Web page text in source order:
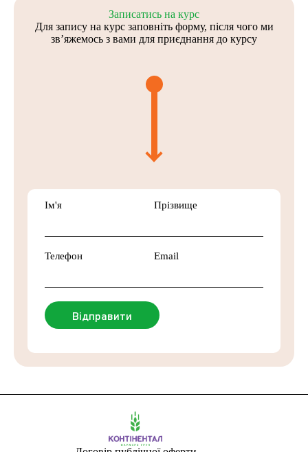
Записатись на курс
Для запису на курс заповніть форму, після чого ми
звʼяжемось з вами для приєднання до курсу
Ім'я Прізвище
Телефон Email